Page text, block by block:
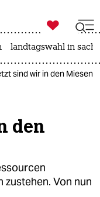

taz zahl ich
landtagswahl in
sind wir in den Miesen
den
Von nun